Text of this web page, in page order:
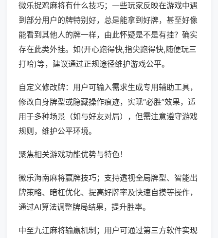
微乐捉鸡麻将有什么技巧；一些玩家反映在游戏中遇
到部分用户的牌特别好，总是能拿到好牌，甚至好像
能看到其他人的牌一样，由此怀疑是不是有挂？确实
存在此类外挂。如(开心跑得快,指尖跑得快,随便玩三
打哈)等，建议通过正规途径维护游戏公平。
自定义修改牌：用户可输入需求生成专用辅助工具，
修改自身牌型或隐藏操作痕迹，实现“必胜”效果，适
用于多种场景（如与好友对局），但需注意遵守游戏
规则，维护公平环境。
聚焦相关游戏功能优势与特色！
微乐海南麻将赢牌技巧；支持透视全局牌型、智能出
牌策略、暗杠优化、提高好牌率及快速自摸等操作，
通过AI算法调整牌局结果，提升胜率。
中至九江麻将输赢机制；用户可通过第三方软件实现